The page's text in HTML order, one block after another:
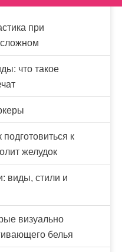
при
что такое
к
желудок
виды, стили и
визуально
белья